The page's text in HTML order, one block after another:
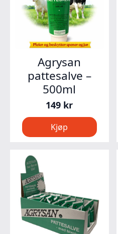
Agrysan
pattesalve –
500ml
149 kr
Kjøp